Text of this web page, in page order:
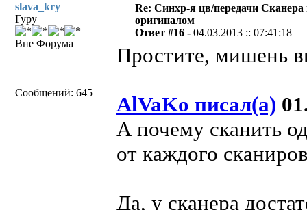
slava_kry
Гуру
Вне Форума
Сообщений: 645
Re: Синхр-я цв/передачи
оригиналом
Ответ #16 -04.03.2013 :: 07:41:18
Простите, мишень
AlVaKo писал(а)
А почему сканить
от каждого
Да, у сканера